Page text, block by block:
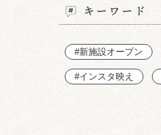
キーワード
#新施設オープン
#インスタ映え